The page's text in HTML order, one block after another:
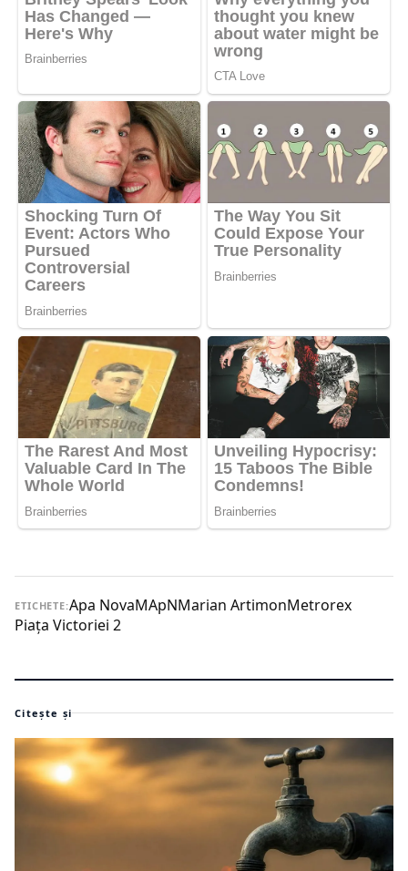
ETICHETE:Apa NovaMApNMarian ArtimonMetrorex
Piața Victoriei 2
Citește și